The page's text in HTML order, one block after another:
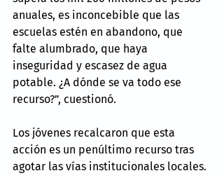
anuales, es inconcebible que las
escuelas estén en abandono, que
falte alumbrado, que haya
inseguridad y escasez de agua
potable. ¿A dónde se va todo ese
recurso?”, cuestionó.
Los jóvenes recalcaron que esta
acción es un penúltimo recurso tras
agotar las vías institucionales locales.